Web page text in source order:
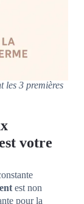
les 3 premières
votre
est non
pour la